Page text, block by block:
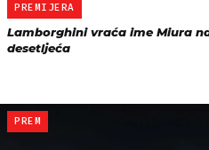
PREMIJERA
Lamborghini vraća ime Miura
desetljeća
PREM